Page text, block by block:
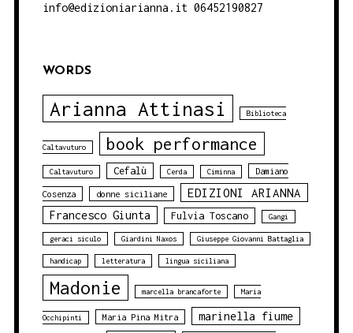
info@edizioniarianna.it 06452190827
WORDS
Arianna Attinasi Biblioteca
Caltavuturo book performance
Caltavuturo Cefalù Cerda Ciminna Damiano
Cosenza donne siciliane EDIZIONI ARIANNA
Francesco Giunta Fulvia Toscano Gangi
geraci siculo Giardini Naxos Giuseppe Giovanni Battaglia
handicap letteratura lingua siciliana
Madonie marcella brancaforte Maria
Occhipinti Maria Pina Mitra marinella fiume